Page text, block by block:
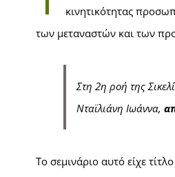
➤
➤
κινητικότητας
των μεταναστών και των
Στη 2η ροή της
Νταϊλιάνη Ιωάννα,
Το σεμινάριο αυτό είχε